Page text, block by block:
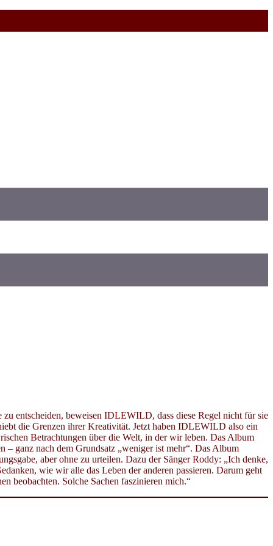
zu entscheiden, beweisen IDLEWILD, dass diese Regel nicht für sie
die Grenzen ihrer Kreativität. Jetzt haben IDLEWILD also ein
Betrachtungen über die Welt, in der wir leben. Das Album
ganz nach dem Grundsatz „weniger ist mehr“. Das Album
aber ohne zu urteilen. Dazu der Sänger Roddy: „Ich denke,
wie wir alle das Leben der anderen passieren. Darum geht
beobachten. Solche Sachen faszinieren mich.“